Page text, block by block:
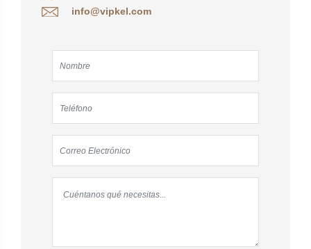
info@vipkel.com